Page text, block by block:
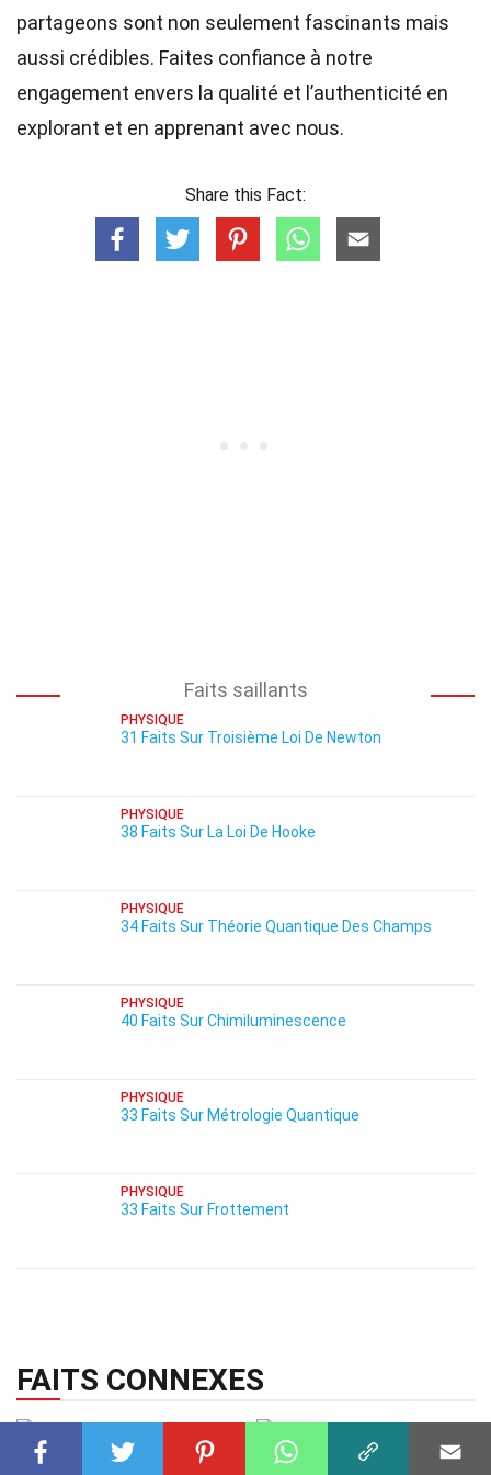
partageons sont non seulement fascinants mais
aussi crédibles. Faites confiance à notre
engagement envers la qualité et l’authenticité en
explorant et en apprenant avec nous.
Share this Fact:
Faits saillants
PHYSIQUE
31 Faits Sur Troisième Loi De Newton
PHYSIQUE
38 Faits Sur La Loi De Hooke
PHYSIQUE
34 Faits Sur Théorie Quantique Des Champs
PHYSIQUE
40 Faits Sur Chimiluminescence
PHYSIQUE
33 Faits Sur Métrologie Quantique
PHYSIQUE
33 Faits Sur Frottement
FAITS CONNEXES